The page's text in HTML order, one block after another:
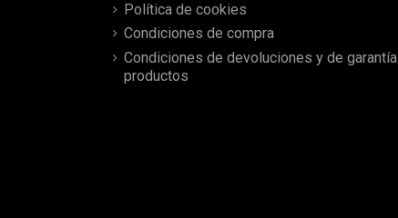
Política de cookies
Condiciones de compra
Condiciones de devoluciones y de garantía
productos